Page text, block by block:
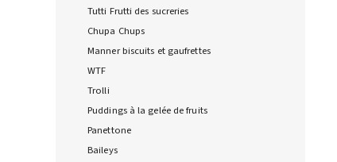
Tutti Frutti des sucreries
Chupa Chups
Manner biscuits et gaufrettes
WTF
Trolli
Puddings à la gelée de fruits
Panettone
Baileys